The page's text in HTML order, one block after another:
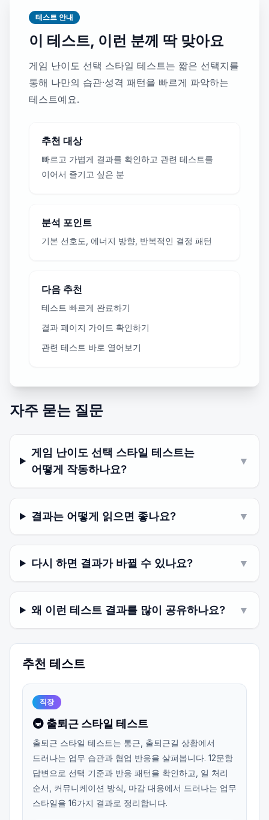
테스트 안내
이 테스트, 이런 분께 딱 맞아요
게임 난이도 선택 스타일 테스트는 짧은 선택지를
통해 나만의 습관·성격 패턴을 빠르게 파악하는
테스트예요.
추천 대상
빠르고 가볍게 결과를 확인하고 관련 테스트를
이어서 즐기고 싶은 분
분석 포인트
기본 선호도, 에너지 방향, 반복적인 결정 패턴
다음 추천
테스트 빠르게 완료하기
결과 페이지 가이드 확인하기
관련 테스트 바로 열어보기
자주 묻는 질문
게임 난이도 선택 스타일 테스트는
어떻게 작동하나요?
▼
결과는 어떻게 읽으면 좋나요? ▼
다시 하면 결과가 바뀔 수 있나요? ▼
왜 이런 테스트 결과를 많이 공유하나요? ▼
추천 테스트
직장
🚇 출퇴근 스타일 테스트
출퇴근 스타일 테스트는 통근, 출퇴근길 상황에서
드러나는 업무 습관과 협업 반응을 살펴봅니다. 12문항
답변으로 선택 기준과 반응 패턴을 확인하고, 일 처리
순서, 커뮤니케이션 방식, 마감 대응에서 드러나는 업무
스타일을 16가지 결과로 정리합니다.